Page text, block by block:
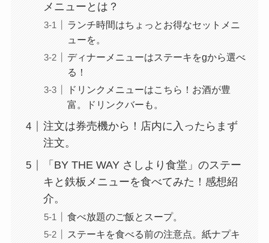
メニューとは？
ランチ時間はちょっとお得なセットメニ
ューを。
ディナーメニューはステーキをgから選べ
る！
ドリンクメニューはこちら！お酒が豊
富。ドリンクバーも。
注文は券売機から！店内に入ったらまず
注文。
「BY THE WAY さしより食堂」のステー
キと鉄板メニューを食べてみた！感想紹
介。
食べ放題のご飯とスープ。
ステーキを食べる前の注意点。紙ナプキ